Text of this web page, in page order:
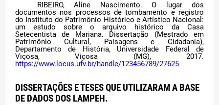
RIBEIRO, Aline Nascimento. O lugar dos
documentos nos processos de tombamento e registro
do Instituto do Patrimônio Histórico e Artístico Nacional:
um estudo sobre o arquivo histórico da Casa
Setecentista de Mariana. Dissertação (Mestrado em
Patrimônio Cultural, Paisagens e Cidadania),
Departamento de História, Universidade Federal de
Viçosa, Viçosa (MG), 2017.
https://www.locus.ufv.br/handle/123456789/27625
DISSERTAÇÕES E TESES QUE UTILIZARAM A BASE
DE DADOS DOS LAMPEH.